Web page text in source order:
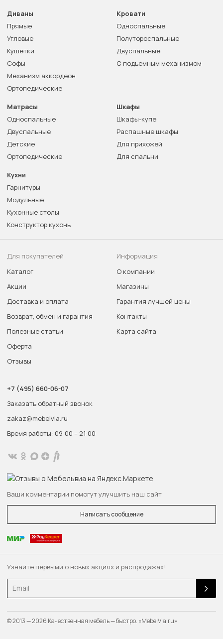
Узнайте первыми о новых акциях и распродажах!
Email
Диваны
Прямые
Угловые
Кушетки
Софы
Механизм аккордеон
Ортопедические
Кровати
Односпальные
Полутороспальные
Двуспальные
С подъемным механизмом
Матрасы
Односпальные
Двуспальные
Детские
Ортопедические
Шкафы
Шкафы-купе
Распашные шкафы
Для прихожей
Для спальни
Кухни
Гарнитуры
Модульные
Кухонные столы
Конструктор кухонь
Для покупателей
Каталог
Акции
Доставка и оплата
Возврат, обмен и гарантия
Полезные статьи
Оферта
Отзывы
Информация
О компании
Магазины
Гарантия лучшей цены
Контакты
Карта сайта
+7 (495) 660-06-07
Заказать обратный звонок
zakaz@mebelvia.ru
Время работы: 09:00 – 21:00
Ваши комментарии помогут улучшить наш сайт
Написать сообщение
© 2013 — 2026 Качественная мебель — быстро. «MebelVia.ru»